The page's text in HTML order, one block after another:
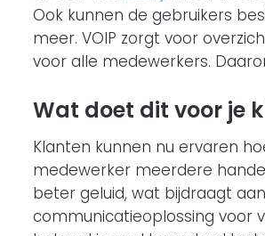
Ook kunnen de gebruikers
meer. VOIP zorgt voor
voor alle medewerkers.
Wat doet dit voor je
Klanten kunnen nu ervaren
medewerker meerdere
beter geluid, wat bijdraagt
communicatieoplossing voor